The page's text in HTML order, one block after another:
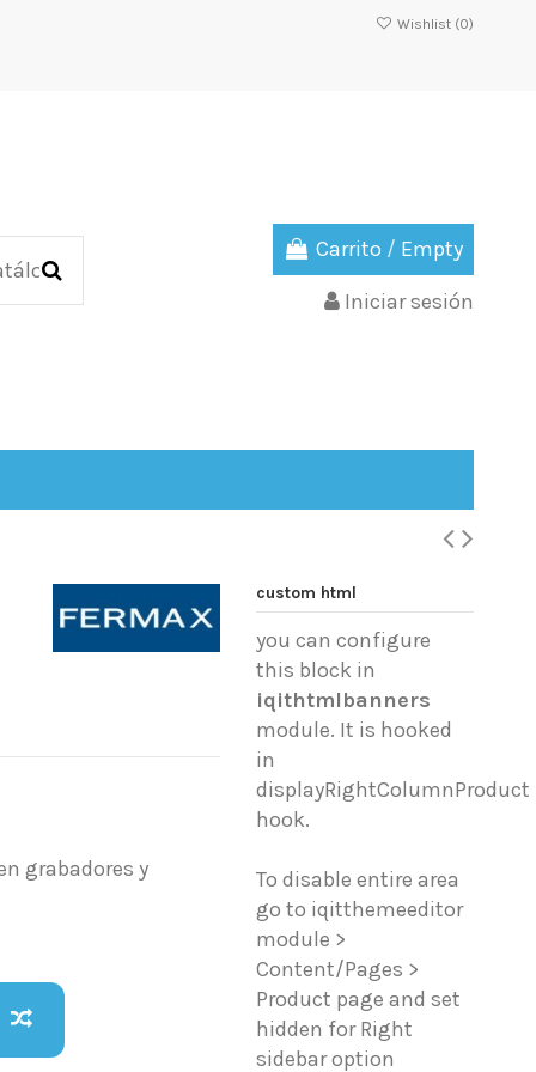
Wishlist (0)
Carrito / Empty
Iniciar sesión
grabadores y
custom html
you can configure
this block in
iqithtmlbanners
module. It is hooked
in
displayRightColumnProduct
hook.
To disable entire area
go to iqitthemeeditor
module >
Content/Pages >
Product page and set
hidden for Right
sidebar option